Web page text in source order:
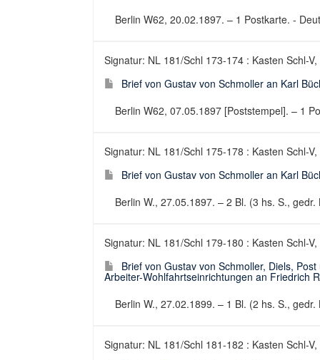
Berlin W62, 20.02.1897. – 1 Postkarte. -
Signatur: NL 181/Schl 173-174 : Kasten Schl-
Brief von Gustav von Schmoller an Karl
Berlin W62, 07.05.1897 [Poststempel]. – 1
Signatur: NL 181/Schl 175-178 : Kasten Schl-
Brief von Gustav von Schmoller an Karl
Berlin W., 27.05.1897. – 2 Bl. (3 hs. S.,
Signatur: NL 181/Schl 179-180 : Kasten Schl-
Brief von Gustav von Schmoller, Diels,
Arbeiter-Wohlfahrtseinrichtungen an Friedrich
Berlin W., 27.02.1899. – 1 Bl. (2 hs. S.,
Signatur: NL 181/Schl 181-182 : Kasten Schl-